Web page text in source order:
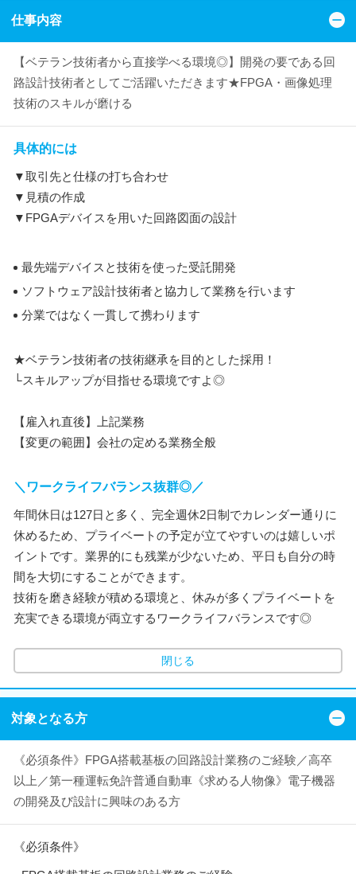
仕事内容
【ベテラン技術者から直接学べる環境◎】開発の要である回
路設計技術者としてご活躍いただきます★FPGA・画像処理
技術のスキルが磨ける
具体的には
▼取引先と仕様の打ち合わせ
▼見積の作成
▼FPGAデバイスを用いた回路図面の設計
最先端デバイスと技術を使った受託開発
ソフトウェア設計技術者と協力して業務を行います
分業ではなく一貫して携わります
★ベテラン技術者の技術継承を目的とした採用！
└スキルアップが目指せる環境ですよ◎
【雇入れ直後】上記業務
【変更の範囲】会社の定める業務全般
＼ワークライフバランス抜群◎／
年間休日は127日と多く、完全週休2日制でカレンダー通りに
休めるため、プライベートの予定が立てやすいのは嬉しいポ
イントです。業界的にも残業が少ないため、平日も自分の時
間を大切にすることができます。
技術を磨き経験が積める環境と、休みが多くプライベートを
充実できる環境が両立するワークライフバランスです◎
閉じる
対象となる方
《必須条件》FPGA搭載基板の回路設計業務のご経験／高卒
以上／第一種運転免許普通自動車《求める人物像》電子機器
の開発及び設計に興味のある方
《必須条件》